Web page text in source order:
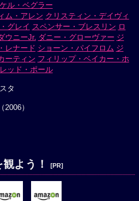
ル・ベグラー
ム・アレン クリスティン・デイヴィ
グレイ スペンサー・ブレスリン ロ
ウニーJr. ダニー・グローヴァー ジ
レナード ショーン・パイフロム ジ
ーティン フィリップ・ベイカー・ホ
ッド・ポール
タ
2006）
よう！ [PR]